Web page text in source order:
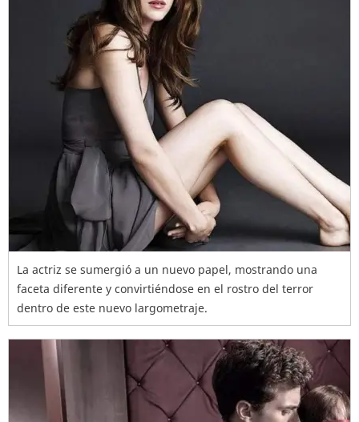
La actriz se sumergió a un nuevo papel, mostrando una
faceta diferente y convirtiéndose en el rostro del terror
dentro de este nuevo largometraje.